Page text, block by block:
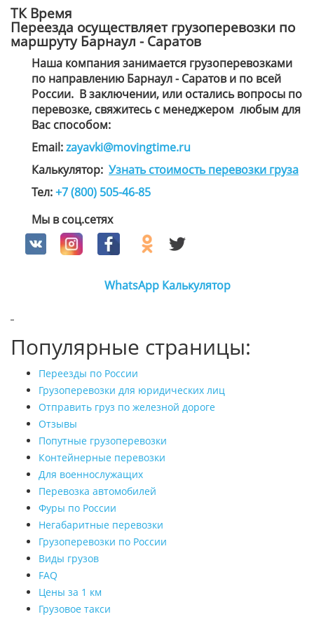
ТК Время
Переезда осуществляет грузоперевозки по
маршруту Барнаул - Саратов
Наша компания занимается грузоперевозками
по направлению Барнаул - Саратов и по всей
России. В заключении, или остались вопросы по
перевозке, свяжитесь с менеджером любым для
Вас способом:
Email:zayavki@movingtime.ru
Калькулятор: Узнать стоимость перевозки груза
Тел:+7 (800) 505-46-85
Мы в соц.сетях
WhatsApp Калькулятор
Популярные страницы:
Переезды по России
Грузоперевозки для юридических лиц
Отправить груз по железной дороге
Отзывы
Попутные грузоперевозки
Контейнерные перевозки
Для военнослужащих
Перевозка автомобилей
Фуры по России
Негабаритные перевозки
Грузоперевозки по России
Виды грузов
FAQ
Цены за 1 км
Грузовое такси